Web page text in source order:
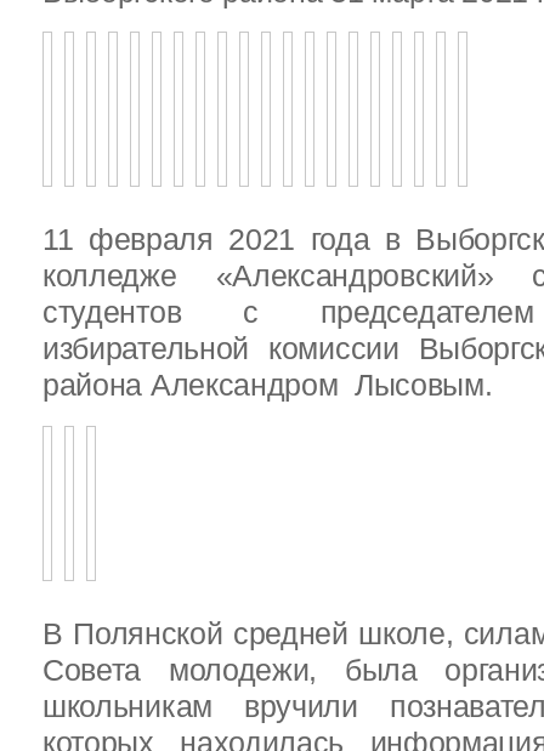
11 февраля 2021 года в
колледже «Александровский»
студентов с председателем
избирательной комиссии
района Александром Лысовым.
В Полянской средней школе,
Совета молодежи, была
школьникам вручили
которых находилась